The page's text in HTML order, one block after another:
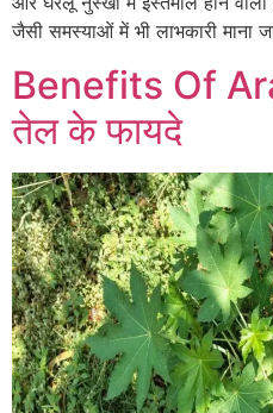
जैसी समस्याओं में भी लाभकारी माना
Benefits Of
तेल के फायदे